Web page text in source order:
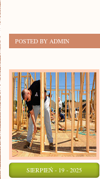
POSTED BY ADMIN
SIERPIEŃ - 19 - 2025